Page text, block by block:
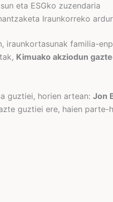
eta ESGko zuzendaria
Iraunkorreko
iraunkortasunak familia-
Kimuako akziodun
guztiei, horien artean: Jon
guztiei ere, haien